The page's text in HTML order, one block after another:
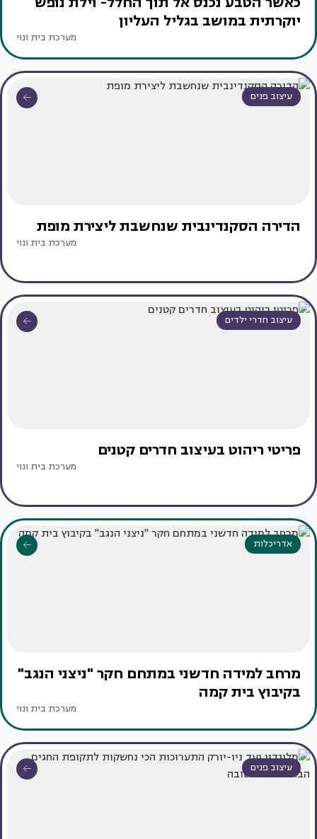
יוקרתית במושב בגליל העליון
מערכת בית ונוי
עיצוב פנים
הדירה הסקנדינבית שנחשבת ליצירת מופת
מערכת בית ונוי
עיצוב חדרי ילדים
פריטי ריהוט בעיצוב חדרים קטנים
מערכת בית ונוי
אדריכלות
מרחב למידה חדשני במתחם חקר "ניצני הנגב"
בקיבוץ בית קמה
מערכת בית ונוי
עיצוב פנים